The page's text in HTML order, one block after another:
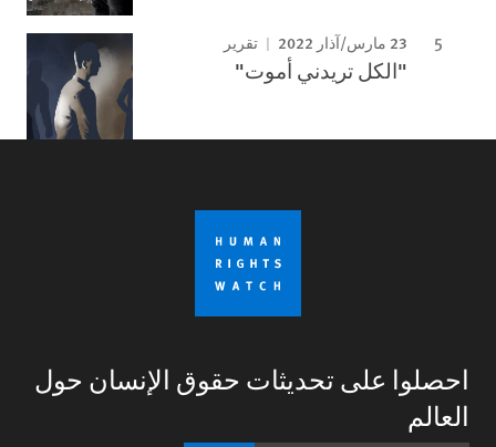
23 مارس/آذار 2022 تقرير
"الكل تريدني أموت"
احصلوا على تحديثات حقوق الإنسان حول
العالم